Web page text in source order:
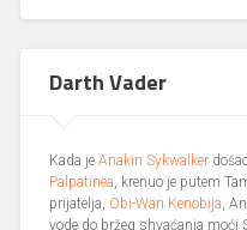
Darth Vader
Kada jeAnakin Sykwalker
Palpatinea, krenuo je putem
prijatelja, Obi-Wan Kenobija,
vode do bržeg shvaćanja moći